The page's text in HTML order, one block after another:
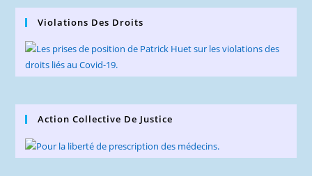
Violations Des Droits
Action Collective De Justice